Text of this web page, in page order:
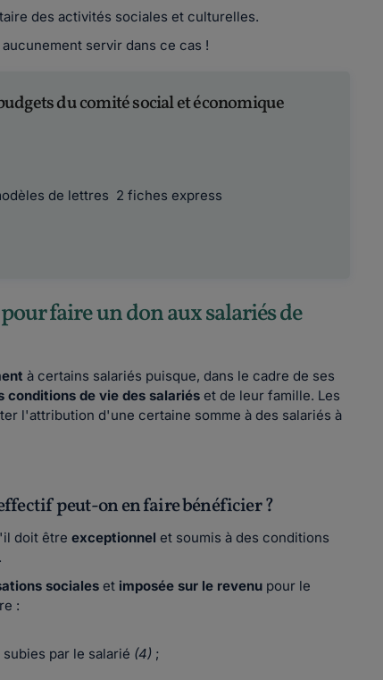
des activités sociales et culturelles.
servir dans ce cas !
du comité social et économique
de lettres 2 fiches express
faire un don aux salariés de
à certains salariés puisque, dans le cadre de ses
conditions de vie des salariés et de leur famille. Les
l'attribution d'une certaine somme à des salariés à
peut-on en faire bénéficier ?
doit êtreexceptionnel et soumis à des conditions
sociales et imposée sur le revenu pour le
:
par le salarié (4) ;